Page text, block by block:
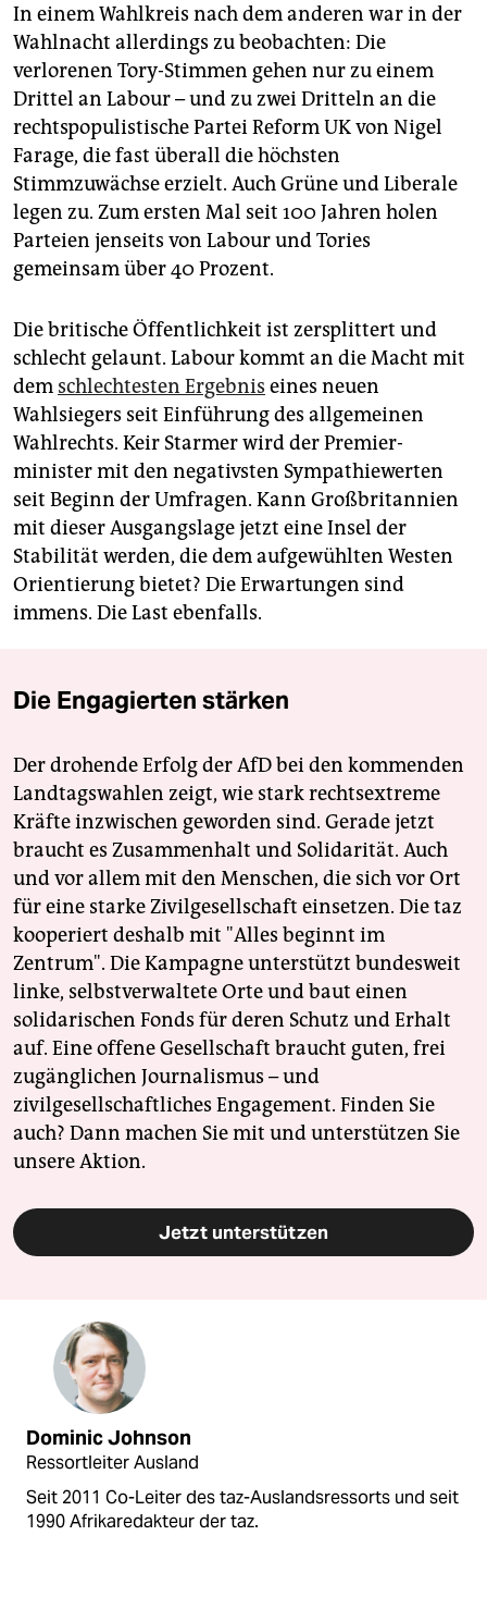
In einem Wahlkreis nach dem anderen war in der
Wahlnacht allerdings zu beobachten: Die
verlorenen Tory-Stimmen gehen nur zu einem
Drittel an Labour – und zu zwei Dritteln an die
rechtspopulistische Partei Reform UK von Nigel
Farage, die fast überall die höchsten
Stimmzuwächse erzielt. Auch Grüne und Liberale
legen zu. Zum ersten Mal seit 100 Jahren holen
Parteien jenseits von Labour und Tories
gemeinsam über 40 Prozent.
Die britische Öffentlichkeit ist zersplittert und
schlecht gelaunt. Labour kommt an die Macht mit
dem schlechtesten Ergebnis eines neuen
Wahlsiegers seit Einführung des allgemeinen
Wahlrechts. Keir Starmer wird der Premier­
minister mit den negativsten Sympathiewerten
seit Beginn der Umfragen. Kann Großbritannien
mit dieser Ausgangslage jetzt eine Insel der
Stabilität werden, die dem aufgewühlten Westen
Orientierung bietet? Die Erwartungen sind
immens. Die Last ebenfalls.
Die Engagierten stärken
Der drohende Erfolg der AfD bei den kommenden
Landtagswahlen zeigt, wie stark rechtsextreme
Kräfte inzwischen geworden sind. Gerade jetzt
braucht es Zusammenhalt und Solidarität. Auch
und vor allem mit den Menschen, die sich vor Ort
für eine starke Zivilgesellschaft einsetzen. Die taz
kooperiert deshalb mit "Alles beginnt im
Zentrum". Die Kampagne unterstützt bundesweit
linke, selbstverwaltete Orte und baut einen
solidarischen Fonds für deren Schutz und Erhalt
auf. Eine offene Gesellschaft braucht guten, frei
zugänglichen Journalismus – und
zivilgesellschaftliches Engagement. Finden Sie
auch? Dann machen Sie mit und unterstützen Sie
unsere Aktion.
Jetzt unterstützen
Dominic Johnson
Ressortleiter Ausland
Seit 2011 Co-Leiter des taz-Auslandsressorts und seit
1990 Afrikaredakteur der taz.